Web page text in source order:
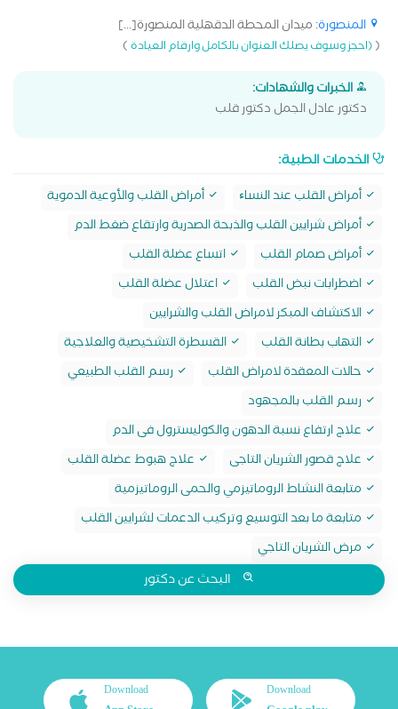
المنصورة: ميدان المحطة الدقهلية المنصورة[...]
((احجز وسوف يصلك العنوان بالكامل وارقام العيادة)
الخبرات والشهادات:
دكتور عادل الجمل دكتور قلب
الخدمات الطبية:
أمراض القلب عند النساﺀ
أمراض القلب والأوعية الدموية
أمراض شرايين القلب والذبحة الصدرية وارتقاع ضغط الدم
أمراض صمام القلب
اتساع عضلة القلب
اضطرابات نبض القلب
اعتلال عضلة القلب
الاكتشاف المبكر لامراض القلب والشرايين
التهاب بطانة القلب
القسطرة التشخيصية والعلاجية
حالات المعقدة لامراض القلب
رسم القلب الطبيعي
رسم القلب بالمجهود
علاج ارتفاع نسبة الدهون والكوليسترول فى الدم
علاج قصور الشريان التاجى
علاج هبوط عضلة القلب
متابعة النشاط الروماتيزمي والحمى الروماتيزمية
متابعة ما بعد التوسيع وتركيب الدعمات لشرايين القلب
مرض الشريان التاجي
البحث عن دكتور
Download
Download